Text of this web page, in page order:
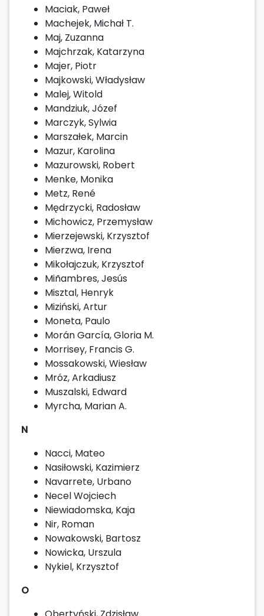
Maciak, Paweł
Machejek, Michał T.
Maj, Zuzanna
Majchrzak, Katarzyna
Majer, Piotr
Majkowski, Władysław
Malej, Witold
Mandziuk, Józef
Marczyk, Sylwia
Marszałek, Marcin
Mazur, Karolina
Mazurowski, Robert
Menke, Monika
Metz, René
Mędrzycki, Radosław
Michowicz, Przemysław
Mierzejewski, Krzysztof
Mierzwa, Irena
Mikołajczuk, Krzysztof
Miñambres, Jesús
Misztal, Henryk
Miziński, Artur
Moneta, Paulo
Morán García, Gloria M.
Morrisey, Francis G.
Mossakowski, Wiesław
Mróz, Arkadiusz
Muszalski, Edward
Myrcha, Marian A.
N
Nacci, Mateo
Nasiłowski, Kazimierz
Navarrete, Urbano
Necel Wojciech
Niewiadomska, Kaja
Nir, Roman
Nowakowski, Bartosz
Nowicka, Urszula
Nykiel, Krzysztof
O